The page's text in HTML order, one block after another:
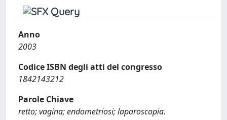
Anno
2003
Codice ISBN degli atti del congresso
1842143212
Parole Chiave
retto; vagina; endometriosi; laparoscopia.